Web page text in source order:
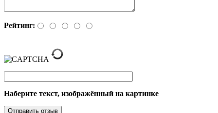
Рейтинг:
Наберите текст, изображённый на картинке